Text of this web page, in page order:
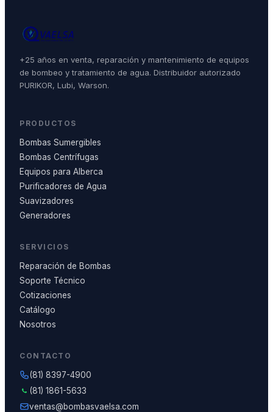
+25 años en venta, reparación y mantenimiento de equipos
de bombeo y tratamiento de agua. Distribuidor autorizado
PURIKOR, Lubi, Warson.
PRODUCTOS
Bombas Sumergibles
Bombas Centrífugas
Equipos para Alberca
Purificadores de Agua
Suavizadores
Generadores
SERVICIOS
Reparación de Bombas
Soporte Técnico
Cotizaciones
Catálogo
Nosotros
CONTACTO
(81) 8397-4900
(81) 1861-5633
ventas@bombasvaelsa.com